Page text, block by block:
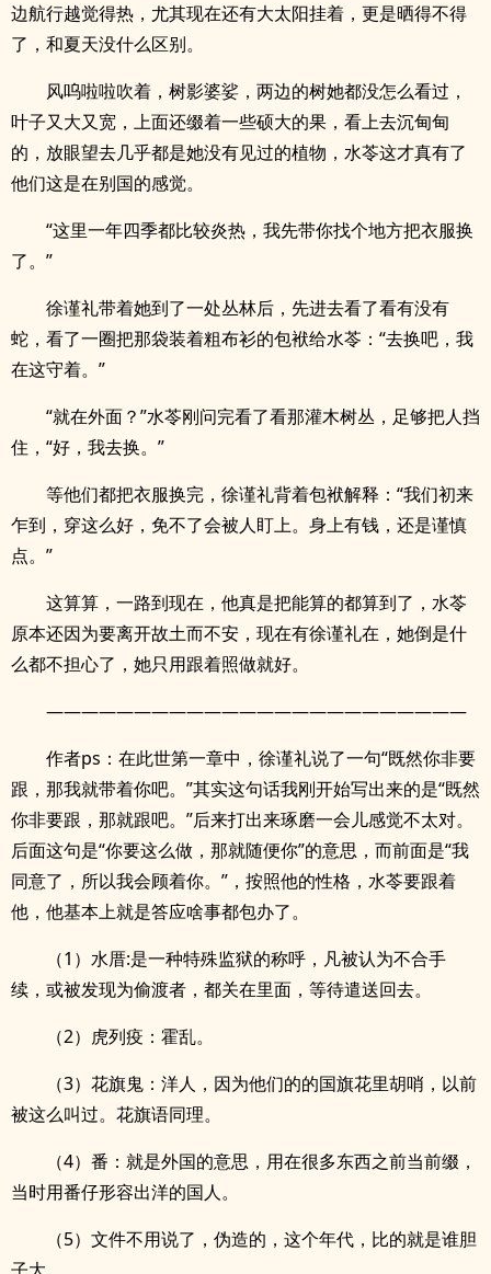
边航行越觉得热，尤其现在还有大太阳挂着，更是晒得不得
了，和夏天没什么区别。
风呜啦啦吹着，树影婆娑，两边的树她都没怎么看过，
叶子又大又宽，上面还缀着一些硕大的果，看上去沉甸甸
的，放眼望去几乎都是她没有见过的植物，水苓这才真有了
他们这是在别国的感觉。
“这里一年四季都比较炎热，我先带你找个地方把衣服换
了。”
徐谨礼带着她到了一处丛林后，先进去看了看有没有
蛇，看了一圈把那袋装着粗布衫的包袱给水苓：“去换吧，我
在这守着。”
“就在外面？”水苓刚问完看了看那灌木树丛，足够把人挡
住，“好，我去换。”
等他们都把衣服换完，徐谨礼背着包袱解释：“我们初来
乍到，穿这么好，免不了会被人盯上。身上有钱，还是谨慎
点。”
这算算，一路到现在，他真是把能算的都算到了，水苓
原本还因为要离开故土而不安，现在有徐谨礼在，她倒是什
么都不担心了，她只用跟着照做就好。
————————————————————————
作者ps：在此世第一章中，徐谨礼说了一句“既然你非要
跟，那我就带着你吧。”其实这句话我刚开始写出来的是“既然
你非要跟，那就跟吧。”后来打出来琢磨一会儿感觉不太对。
后面这句是“你要这么做，那就随便你”的意思，而前面是“我
同意了，所以我会顾着你。”，按照他的性格，水苓要跟着
他，他基本上就是答应啥事都包办了。
（1）水厝:是一种特殊监狱的称呼，凡被认为不合手
续，或被发现为偷渡者，都关在里面，等待遣送回去。
（2）虎列疫：霍乱。
（3）花旗鬼：洋人，因为他们的的国旗花里胡哨，以前
被这么叫过。花旗语同理。
（4）番：就是外国的意思，用在很多东西之前当前缀，
当时用番仔形容出洋的国人。
（5）文件不用说了，伪造的，这个年代，比的就是谁胆